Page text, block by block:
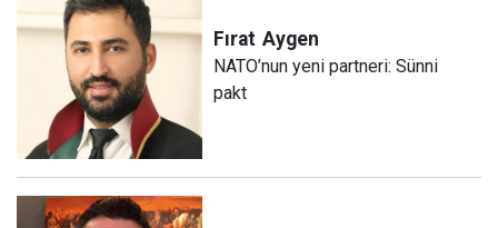
Fırat Aygen
NATO’nun yeni partneri: Sünni
pakt